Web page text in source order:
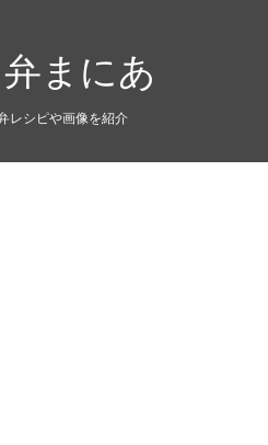
まにあ
レシピや画像を紹介